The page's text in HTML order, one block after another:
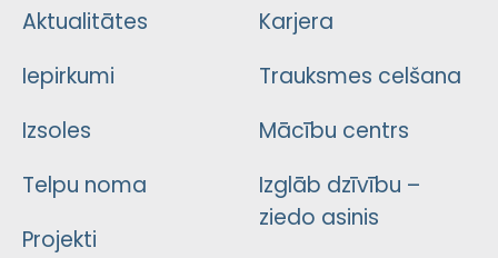
Aktualitātes
Iepirkumi
Izsoles
Telpu noma
Projekti
Karjera
Trauksmes celšana
Mācību centrs
Izglāb dzīvību –
ziedo asinis